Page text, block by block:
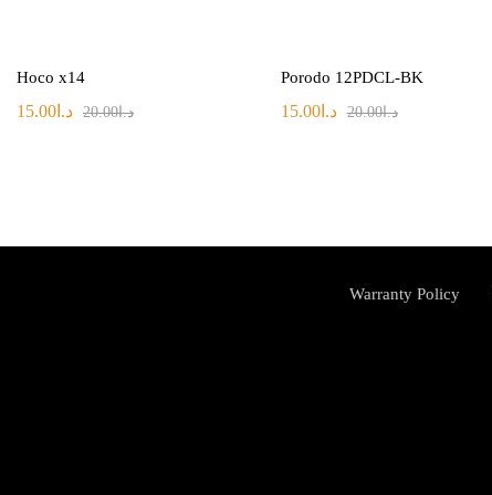
Hoco x14
د.ا20.00 د.ا 15.00
Porodo 12PDCL-BK
د.ا20.00 د.ا15.00
Warranty Policy